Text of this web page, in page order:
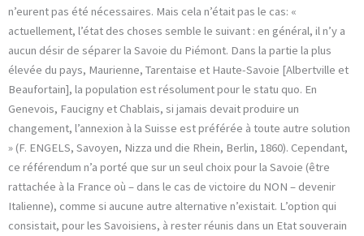
n’eurent pas été nécessaires. Mais cela n’était pas le cas: «
actuellement, l’état des choses semble le suivant : en général, il n’y a
aucun désir de séparer la Savoie du Piémont. Dans la partie la plus
élevée du pays, Maurienne, Tarentaise et Haute-Savoie [Albertville et
Beaufortain], la population est résolument pour le statu quo. En
Genevois, Faucigny et Chablais, si jamais devait produire un
changement, l’annexion à la Suisse est préférée à toute autre solution
» (F. ENGELS, Savoyen, Nizza und die Rhein, Berlin, 1860). Cependant,
ce référendum n’a porté que sur un seul choix pour la Savoie (être
rattachée à la France où – dans le cas de victoire du NON – devenir
Italienne), comme si aucune autre alternative n’existait. L’option qui
consistait, pour les Savoisiens, à rester réunis dans un Etat souverain